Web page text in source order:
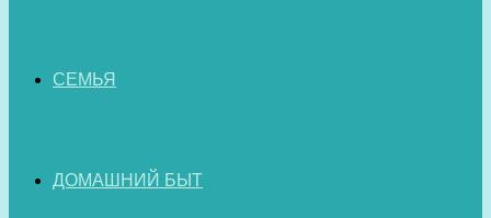
СЕМЬЯ
ДОМАШНИЙ БЫТ